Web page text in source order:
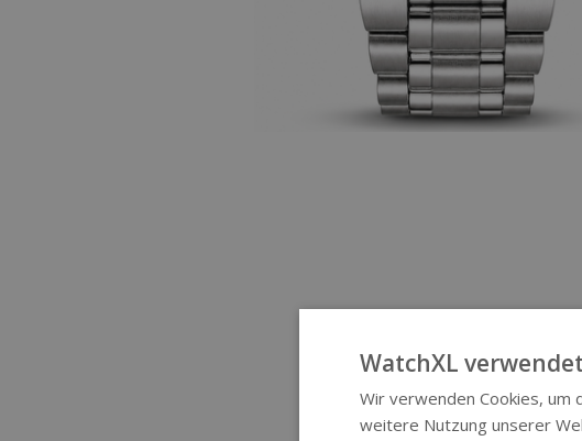
WatchXL
Wir verwenden Cookies, um
weitere Nutzung unserer